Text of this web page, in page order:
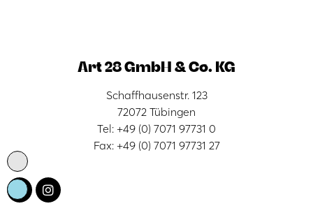
Art 28 GmbH & Co. KG
Schaffhausenstr. 123
72072 Tübingen
Tel: +49 (0) 7071 97731 0
Fax: +49 (0) 7071 97731 27